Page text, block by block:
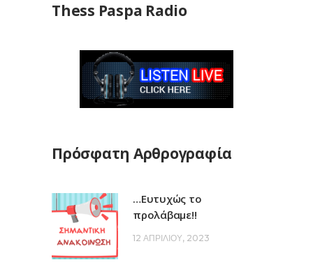
Thess Paspa Radio
Πρόσφατη Αρθρογραφία
…Ευτυχώς το
προλάβαμε!!
12 ΑΠΡΙΛΊΟΥ, 2023